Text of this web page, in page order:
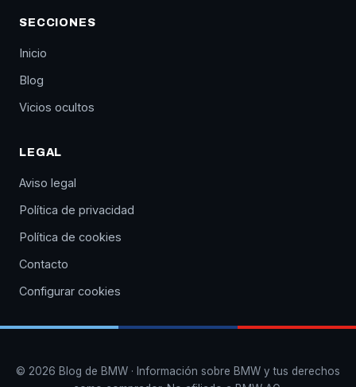
SECCIONES
Inicio
Blog
Vicios ocultos
LEGAL
Aviso legal
Política de privacidad
Política de cookies
Contacto
Configurar cookies
© 2026 Blog de BMW · Información sobre BMW y tus derechos